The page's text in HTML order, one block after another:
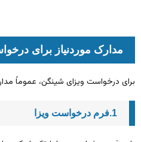
مدارک موردنیاز برای
برای درخواست ویزای شینگن، عموماً
1.فرم درخواست ویزا